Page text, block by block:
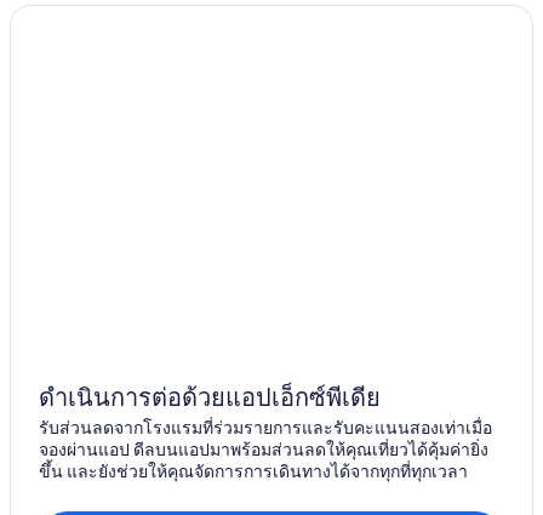
ดำเนินการต่อด้วยแอปเอ็กซ์พีเดีย
รับส่วนลดจากโรงแรมที่ร่วมรายการและรับคะแนนสองเท่าเมื่อ
จองผ่านแอป ดีลบนแอปมาพร้อมส่วนลดให้คุณเที่ยวได้คุ้มค่ายิ่ง
ขึ้น และยังช่วยให้คุณจัดการการเดินทางได้จากทุกที่ทุกเวลา